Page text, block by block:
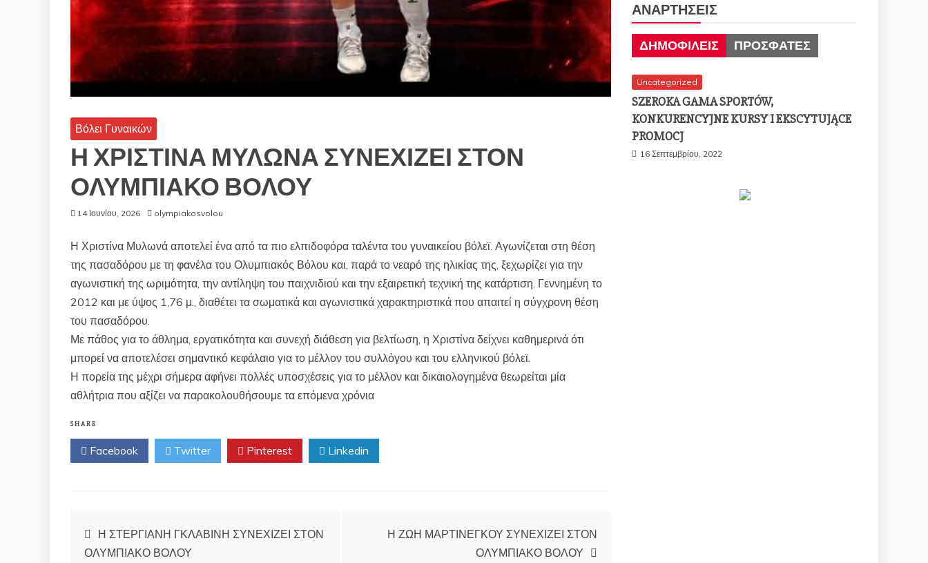
Βόλει Γυναικών
Η ΧΡΙΣΤΙΝΑ ΜΥΛΩΝΑ ΣΥΝΕΧΙΖΕΙ ΣΤΟΝ
ΟΛΥΜΠΙΑΚΟ ΒΟΛΟΥ
14 Ιουνίου, 2026 olympiakosvolou
Η Χριστίνα Μυλωνά αποτελεί ένα από τα πιο ελπιδοφόρα ταλέντα του γυναικείου βόλεϊ. Αγωνίζεται στη θέση
της πασαδόρου με τη φανέλα του Ολυμπιακός Βόλου και, παρά το νεαρό της ηλικίας της, ξεχωρίζει για την
αγωνιστική της ωριμότητα, την αντίληψη του παιχνιδιού και την εξαιρετική τεχνική της κατάρτιση. Γεννημένη το
2012 και με ύψος 1,76 μ., διαθέτει τα σωματικά και αγωνιστικά χαρακτηριστικά που απαιτεί η σύγχρονη θέση
του πασαδόρου.
Με πάθος για το άθλημα, εργατικότητα και συνεχή διάθεση για βελτίωση, η Χριστίνα δείχνει καθημερινά ότι
μπορεί να αποτελέσει σημαντικό κεφάλαιο για το μέλλον του συλλόγου και του ελληνικού βόλεϊ.
Η πορεία της μέχρι σήμερα αφήνει πολλές υποσχέσεις για το μέλλον και δικαιολογημένα θεωρείται μία
αθλήτρια που αξίζει να παρακολουθήσουμε τα επόμενα χρόνια
SHARE
Facebook Twitter Pinterest Linkedin
άρθρωνΗ ΣΤΕΡΓΙΑΝΗ ΓΚΛΑΒΙΝΗ ΣΥΝΕΧΙΖΕΙ ΣΤΟΝ
ΟΛΥΜΠΙΑΚΟ ΒΟΛΟΥ
Η ΖΩΗ ΜΑΡΤΙΝΕΓΚΟΥ ΣΥΝΕΧΙΖΕΙ ΣΤΟΝ
ΟΛΥΜΠΙΑΚΟ ΒΟΛΟΥ
ΑΝΑΡΤΉΣΕΙΣ
ΔΗΜΟΦΙΛΕΊΣ ΠΡΌΣΦΑΤΕΣ
Uncategorized
SZEROKA GAMA SPORTÓW,
KONKURENCYJNE KURSY I EKSCYTUJĄCE
PROMOCJ
16 Σεπτεμβρίου, 2022